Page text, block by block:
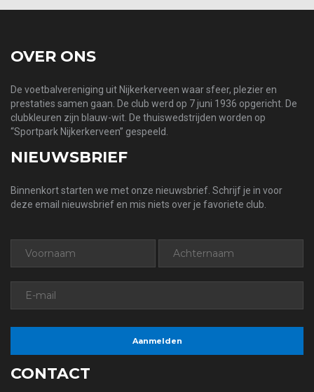
OVER ONS
De voetbalvereniging uit Nijkerkerveen waar sfeer, plezier en
prestaties samen gaan. De club werd op 7 juni 1936 opgericht. De
clubkleuren zijn blauw-wit. De thuiswedstrijden worden op
“Sportpark Nijkerkerveen” gespeeld.
NIEUWSBRIEF
Binnenkort starten we met onze nieuwsbrief. Schrijf je in voor
deze email nieuwsbrief en mis niets over je favoriete club.
CONTACT